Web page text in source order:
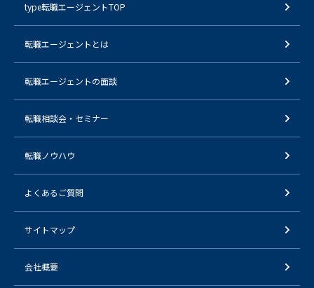
type転職エージェントTOP
転職エージェントとは
転職エージェントの面談
転職相談会・セミナー
転職ノウハウ
よくあるご質問
サイトマップ
会社概要